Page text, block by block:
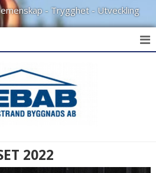
- Trygghet - Utveckling
2023
2022